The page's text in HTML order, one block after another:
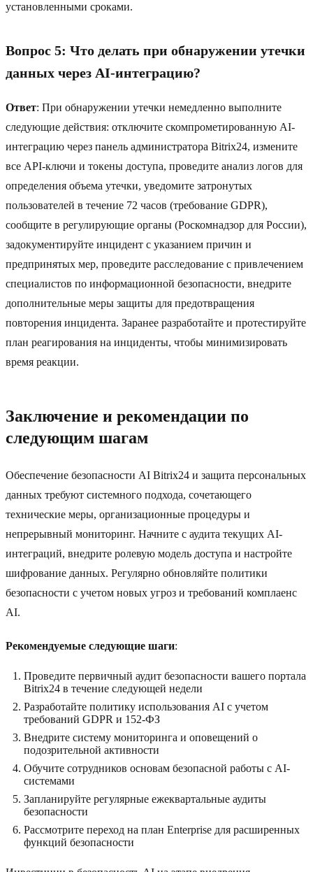
установленными сроками.
Вопрос 5: Что делать при обнаружении утечки
данных через AI-интеграцию?
Ответ: При обнаружении утечки немедленно выполните
следующие действия: отключите скомпрометированную AI-
интеграцию через панель администратора Bitrix24, измените
все API-ключи и токены доступа, проведите анализ логов для
определения объема утечки, уведомите затронутых
пользователей в течение 72 часов (требование GDPR),
сообщите в регулирующие органы (Роскомнадзор для России),
задокументируйте инцидент с указанием причин и
предпринятых мер, проведите расследование с привлечением
специалистов по информационной безопасности, внедрите
дополнительные меры защиты для предотвращения
повторения инцидента. Заранее разработайте и протестируйте
план реагирования на инциденты, чтобы минимизировать
время реакции.
Заключение и рекомендации по
следующим шагам
Обеспечение безопасности AI Bitrix24 и защита персональных
данных требуют системного подхода, сочетающего
технические меры, организационные процедуры и
непрерывный мониторинг. Начните с аудита текущих AI-
интеграций, внедрите ролевую модель доступа и настройте
шифрование данных. Регулярно обновляйте политики
безопасности с учетом новых угроз и требований комплаенс
AI.
Рекомендуемые следующие шаги:
Проведите первичный аудит безопасности вашего портала
Bitrix24 в течение следующей недели
Разработайте политику использования AI с учетом
требований GDPR и 152-ФЗ
Внедрите систему мониторинга и оповещений о
подозрительной активности
Обучите сотрудников основам безопасной работы с AI-
системами
Запланируйте регулярные ежеквартальные аудиты
безопасности
Рассмотрите переход на план Enterprise для расширенных
функций безопасности